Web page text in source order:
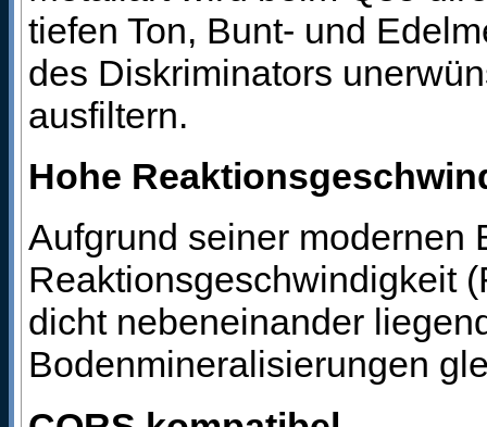
tiefen Ton, Bunt- und
des Diskriminators
ausfiltern.
Hohe
Aufgrund seiner modernen
Reaktionsgeschwindigkeit
dicht nebeneinander
Bodenmineralisierungen